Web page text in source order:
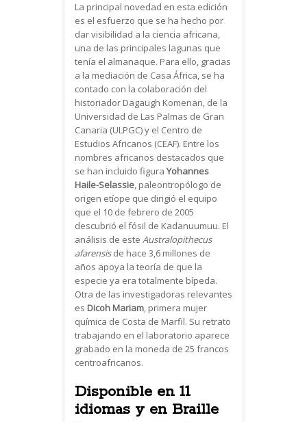
La principal novedad en esta edición
es el esfuerzo que se ha hecho por
dar visibilidad a la ciencia africana,
una de las principales lagunas que
tenía el almanaque. Para ello, gracias
a la mediación de Casa África, se ha
contado con la colaboración del
historiador Dagaugh Komenan, de la
Universidad de Las Palmas de Gran
Canaria (ULPGC) y el Centro de
Estudios Africanos (CEAF). Entre los
nombres africanos destacados que
se han incluido figura Yohannes
Haile-Selassie, paleontropólogo de
origen etíope que dirigió el equipo
que el 10 de febrero de 2005
descubrió el fósil de Kadanuumuu. El
análisis de este Australopithecus
afarensisde hace 3,6 millones de
años apoya la teoría de que la
especie ya era totalmente bípeda.
Otra de las investigadoras relevantes
es Dicoh Mariam, primera mujer
química de Costa de Marfil. Su retrato
trabajando en el laboratorio aparece
grabado en la moneda de 25 francos
centroafricanos.
Disponible en 11
idiomas y en Braille